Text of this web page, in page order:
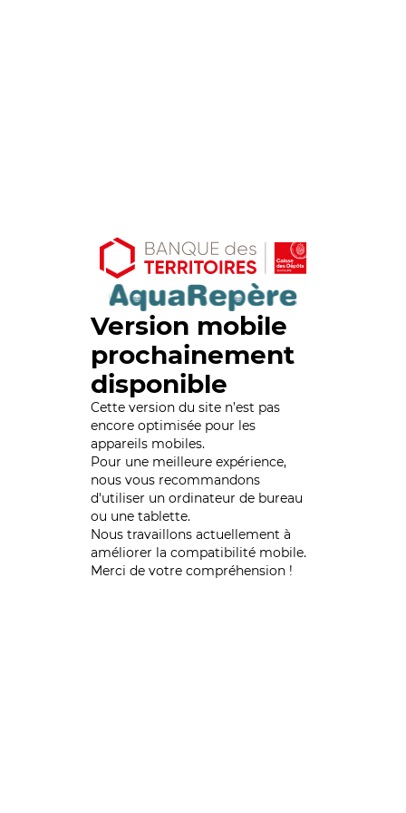
Version mobile
prochainement
disponible
Cette version du site n’est pas
encore optimisée pour les
appareils mobiles.
Pour une meilleure expérience,
nous vous recommandons
d'utiliser un ordinateur de bureau
ou une tablette.
Nous travaillons actuellement à
améliorer la compatibilité mobile.
Merci de votre compréhension !